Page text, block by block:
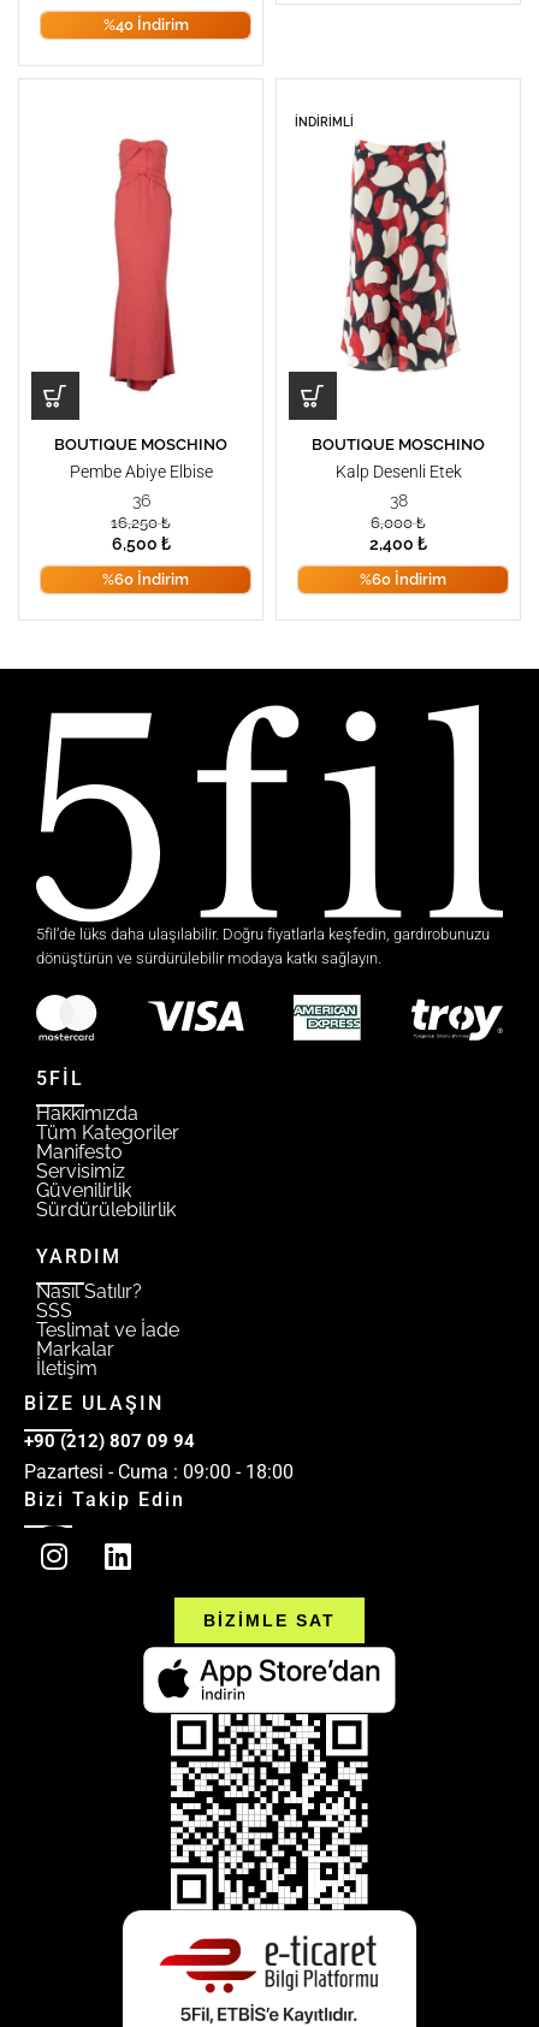
%40 İndirim
BOUTIQUE MOSCHINO
Pembe Abiye Elbise
36
16,250₺
6,500 ₺
%60 İndirim
İNDIRIMLI
BOUTIQUE MOSCHINO
Kalp Desenli Etek
38
6,000₺
2,400 ₺
%60 İndirim
5fil’de lüks daha ulaşılabilir. Doğru fiyatlarla keşfedin, gardırobunuzu
dönüştürün ve sürdürülebilir modaya katkı sağlayın.
5FİL
Hakkımızda
Tüm Kategoriler
Manifesto
Servisimiz
Güvenilirlik
Sürdürülebilirlik
YARDIM
Nasıl Satılır?
SSS
Teslimat ve İade
Markalar
İletişim
BİZE ULAŞIN
+90 (212) 807 09 94
Pazartesi - Cuma : 09:00 - 18:00
Bizi Takip Edin
BİZİMLE SAT